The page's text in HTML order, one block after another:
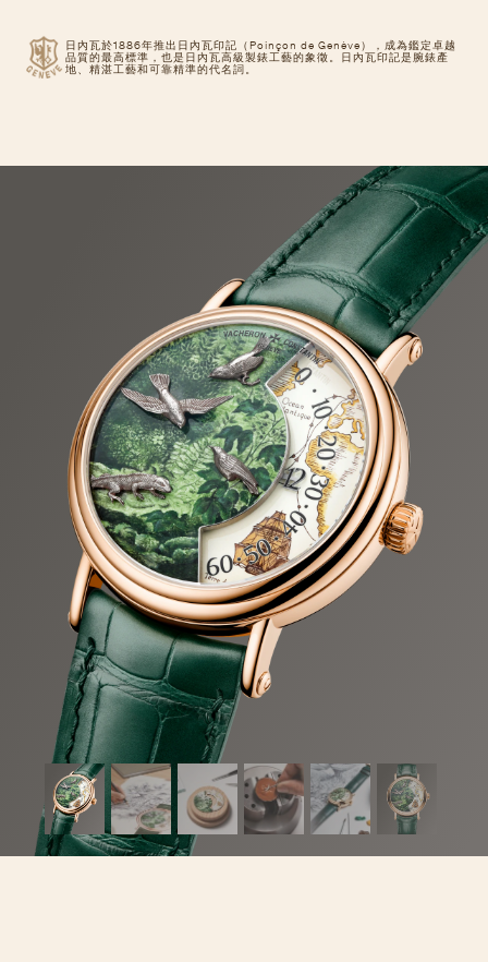
日內瓦於1886年推出日內瓦印記（Poinçon de Genève），成為鑑定卓越
品質的最高標準，也是日內瓦高級製錶工藝的象徵。日內瓦印記是腕錶產
地、精湛工藝和可靠精準的代名詞。